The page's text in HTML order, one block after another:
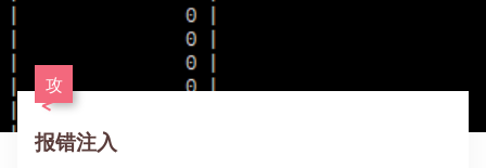
攻
报错注入